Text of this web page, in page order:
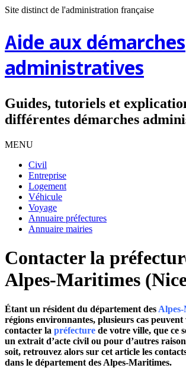
Site distinct de l'administration française
Aide aux démarches
administratives
Guides, tutoriels et
différentes démarches
MENU
Civil
Entreprise
Logement
Véhicule
Voyage
Annuaire préfectures
Annuaire mairies
Contacter la
Alpes-Maritimes
Étant un résident du département des
régions environnantes, plusieurs cas peuvent
contacter la préfecture de votre ville, que ce
un extrait d’acte civil ou pour d’autres
soit, retrouvez alors sur cet article les
dans le département des Alpes-Maritimes.